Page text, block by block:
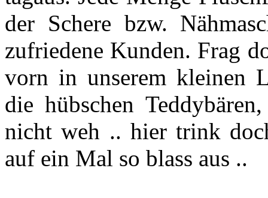
der Schere bzw.
zufriedene Kunden. Frag
vorn in unserem kleinen
die hübschen
nicht weh .. hier trink
auf ein Mal so blass aus ..